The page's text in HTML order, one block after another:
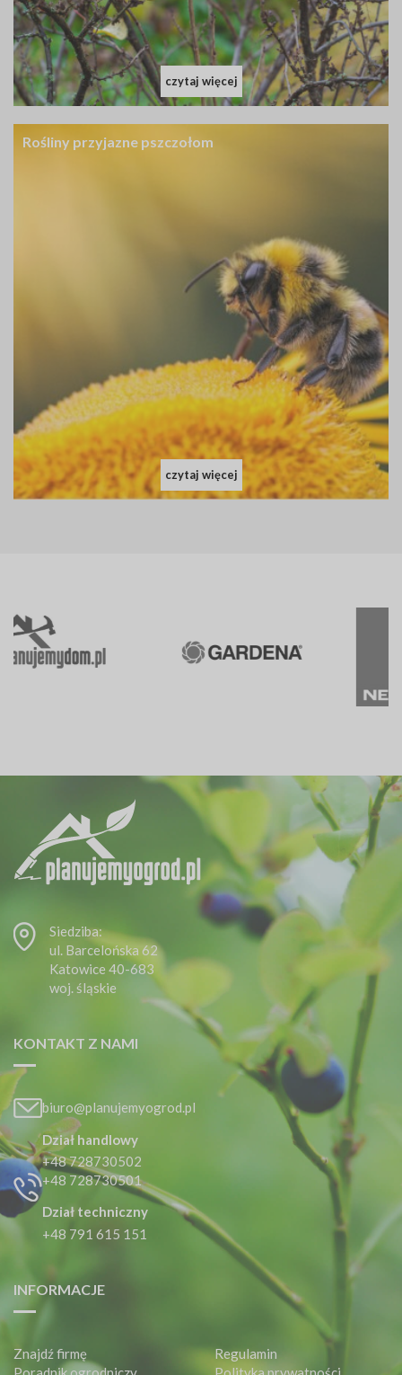
czytaj więcej
Rośliny przyjazne pszczołom
czytaj więcej
Siedziba:
ul. Barcelońska 62
Katowice 40-683
woj. śląskie
KONTAKT Z NAMI
biuro@planujemyogrod.pl
Dział handlowy
+48 728730502
+48 728730501
Dział techniczny
+48 791 615 151
INFORMACJE
Znajdź firmę
Regulamin